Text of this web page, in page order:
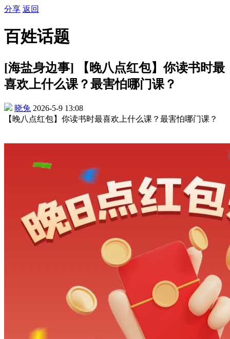
分享 返回
百姓话题
[海盐身边事] 【晚八点红包】你读书时最
喜欢上什么课？最害怕哪门课？
晓兔 2026-5-9 13:08
【晚八点红包】你读书时最喜欢上什么课？最害怕哪门课？